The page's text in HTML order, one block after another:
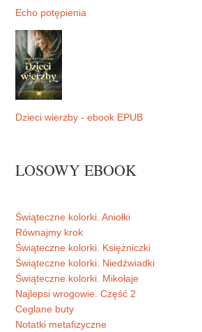
Echo potępienia
Dzieci wierzby - ebook EPUB
LOSOWY EBOOK
Świąteczne kolorki. Aniołki
Równajmy krok
Świąteczne kolorki. Księżniczki
Świąteczne kolorki. Niedźwiadki
Świąteczne kolorki. Mikołaje
Najlepsi wrogowie. Część 2
Ceglane buty
Notatki metafizyczne